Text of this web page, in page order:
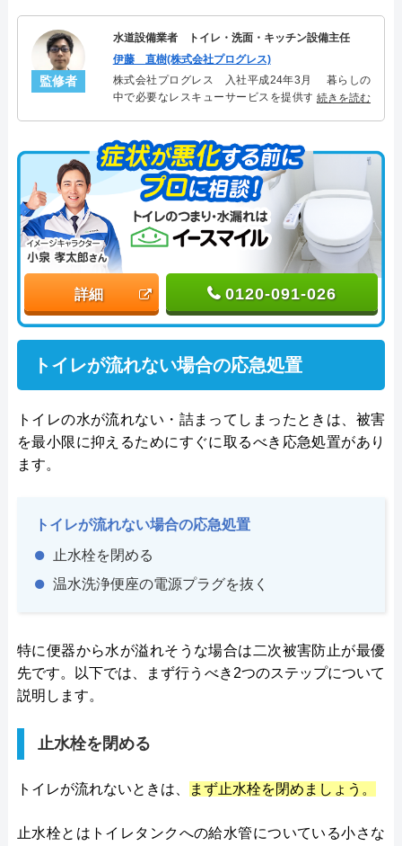
監修者
水道設備業者 トイレ・洗面・キッチン設備主任
伊藤 直樹(株式会社プログレス)
株式会社プログレス 入社平成24年3月 暮らしの
中で必要なレスキューサービスを提供する株式会社
トイレ・洗面・キッチン関連のトラブルを解決。多
くのお客様に信頼される「トイレ・洗面・キッチ
ン」のスペシャリスト。
続きを読む
詳細 0120-091-026
トイレが流れない場合の応急処置
トイレの水が流れない・詰まってしまったときは、被害
を最小限に抑えるためにすぐに取るべき応急処置があり
ます。
トイレが流れない場合の応急処置
止水栓を閉める
温水洗浄便座の電源プラグを抜く
特に便器から水が溢れそうな場合は二次被害防止が最優
先です。以下では、まず行うべき2つのステップについて
説明します。
止水栓を閉める
トイレが流れないときは、 まず止水栓を閉めましょう。
止水栓とはトイレタンクへの給水管についている小さな